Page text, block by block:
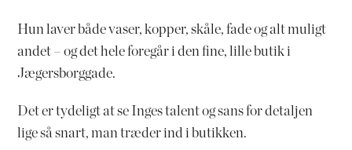
Hun laver både vaser, kopper, skåle, fade og alt muligt
andet – og det hele foregår i den fine, lille butik i
Jægersborggade.
Det er tydeligt at se Inges talent og sans for detaljen
lige så snart, man træder ind i butikken.